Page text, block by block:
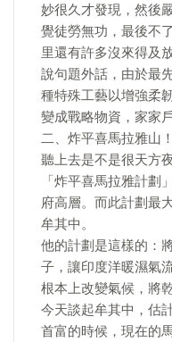
妙很久才發現，然後
覺徒勞無功，最後不
里還有許多沒來得及
說句題外話，由於最
種特殊工藝以增強柔
變成戰略物資，家家
二、炸平喜馬拉雅山！
聽上去是不是很天方
「炸平喜馬拉雅計劃
府高層。而此計劃最
牟其中。
他的計劃是這樣的：
子，讓印度洋暖濕氣
根本上改變氣候，將
今天談起牟其中，估
首富的時候，現在的